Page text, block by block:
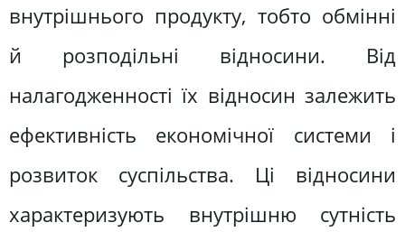
внутрішнього продукту, тобто обмінні
й розподільні відносини. Від
налагодженності їх відносин залежить
ефективність економічної системи і
розвиток суспільства. Ці відносини
характеризують внутрішню сутність